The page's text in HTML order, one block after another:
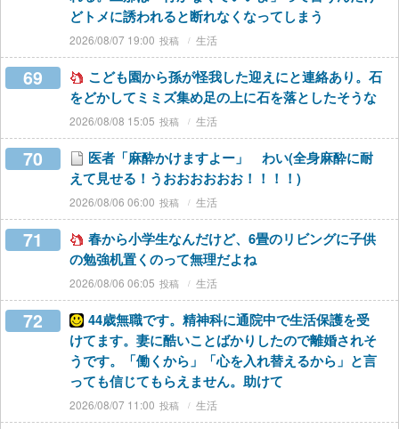
どトメに誘われると断れなくなってしまう
2026/08/07 19:00 生活
69
こども園から孫が怪我した迎えにと連絡あり。石
をどかしてミミズ集め足の上に石を落としたそうな
2026/08/08 15:05 生活
70
医者「麻酔かけますよー」 わい(全身麻酔に耐
えて見せる！うおおおおおお！！！！)
2026/08/06 06:00 生活
71
春から小学生なんだけど、6畳のリビングに子供
の勉強机置くのって無理だよね
2026/08/06 06:05 生活
72
44歳無職です。精神科に通院中で生活保護を受
けてます。妻に酷いことばかりしたので離婚されそ
うです。「働くから」「心を入れ替えるから」と言
っても信じてもらえません。助けて
2026/08/07 11:00 生活